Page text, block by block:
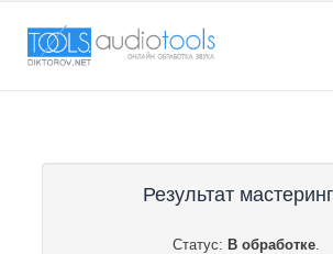
Результат
Статус: В обработке.